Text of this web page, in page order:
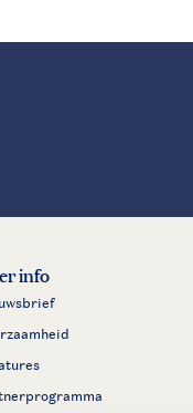
info